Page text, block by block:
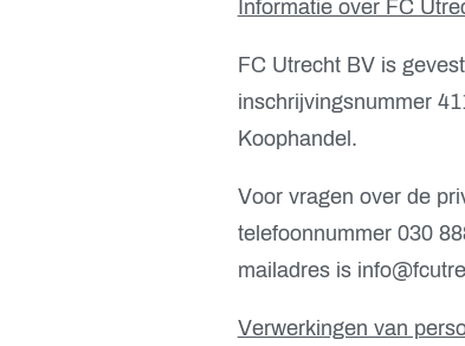
Informatie over FC
FC Utrecht BV is
inschrijvingsnummer
Koophandel.
Voor vragen over de
telefoonnummer 030
mailadres is
Verwerkingen van